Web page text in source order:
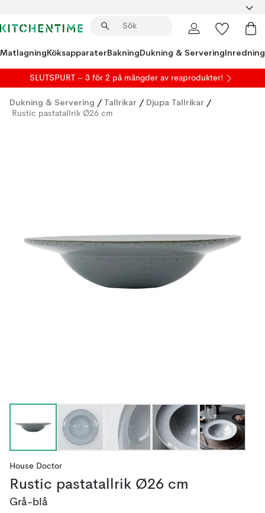
MatlagningKöksapparaterBakningDukning & ServeringInredning
SLUTSPURT – 3 för 2 på mängder av reaprodukter!
Dukning & Servering / Tallrikar / Djupa Tallrikar /
Rustic pastatallrik Ø26 cm
House Doctor
Rustic pastatallrik Ø26 cm
Grå-blå